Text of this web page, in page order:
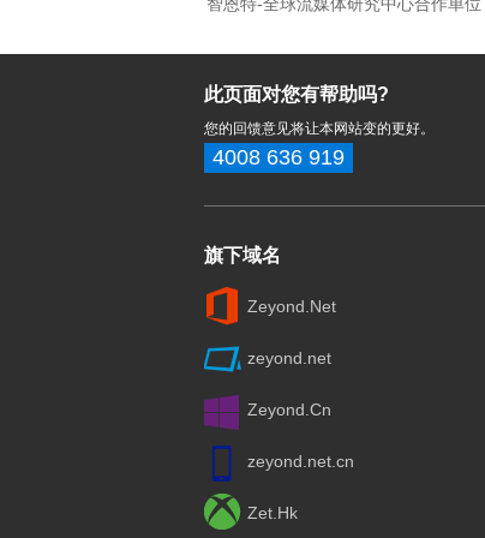
此页面对您有帮助吗?
您的回馈意见将让本网站变的更好。
4008 636 919
旗下域名
Zeyond.Net
zeyond.net
Zeyond.Cn
zeyond.net.cn
Zet.Hk